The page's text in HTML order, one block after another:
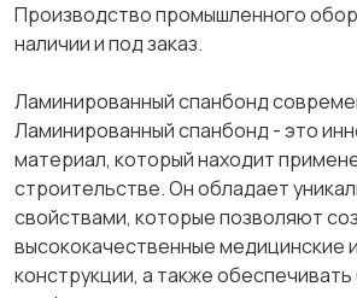
Производство промышленного
наличии и под заказ.
Ламинированный спанбонд
Ламинированный спанбонд - это
материал, который находит
строительстве. Он обладает
свойствами, которые позволяют
высококачественные медицинские
конструкции, а также